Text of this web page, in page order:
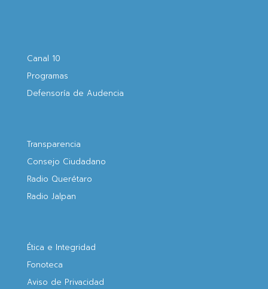
Canal 10
Programas
Defensoría de Audencia
Transparencia
Consejo Ciudadano
Radio Querétaro
Radio Jalpan
Ética e Integridad
Fonoteca
Aviso de Privacidad